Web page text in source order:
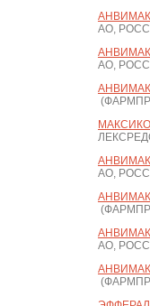
АО,
АО,
АО,
АО,